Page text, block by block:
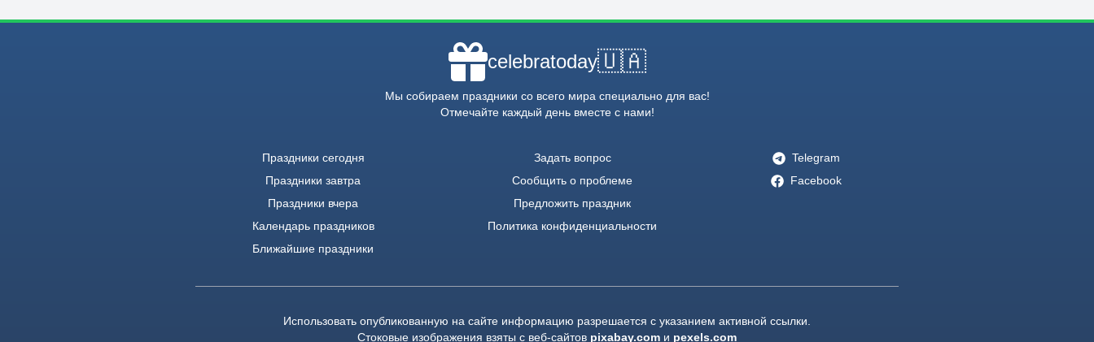
celebratoday🇺🇦
Мы собираем праздники со всего мира специально для вас!
Отмечайте каждый день вместе с нами!
Праздники сегодня
Праздники завтра
Праздники вчера
Календарь праздников
Ближайшие праздники
Задать вопрос
Сообщить о проблеме
Предложить праздник
Политика конфиденциальности
Telegram
Facebook
Использовать опубликованную на сайте информацию разрешается с указанием активной ссылки.
Стоковые изображения взяты с веб-сайтов pixabay.com и pexels.com